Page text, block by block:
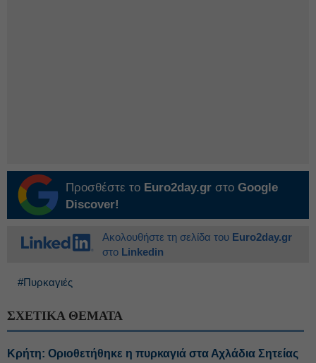
Προσθέστε το Euro2day.gr στο Google
Discover!
Ακολουθήστε τη σελίδα του Euro2day.gr
στο Linkedin
#Πυρκαγιές
ΣΧΕΤΙΚΑ ΘΕΜΑΤΑ
Κρήτη: Οριοθετήθηκε η πυρκαγιά στα Αχλάδια Σητείας